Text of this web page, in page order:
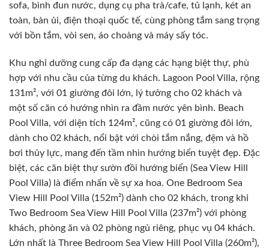
sofa, bình đun nước, dụng cụ pha trà/cafe, tủ lạnh, két an
toàn, bàn ủi, điện thoại quốc tế, cùng phòng tắm sang trọng
với bồn tắm, vòi sen, áo choàng và máy sấy tóc.
Khu nghỉ dưỡng cung cấp đa dạng các hạng biệt thự, phù
hợp với nhu cầu của từng du khách. Lagoon Pool Villa, rộng
131m², với 01 giường đôi lớn, lý tưởng cho 02 khách và
một số căn có hướng nhìn ra đầm nước yên bình. Beach
Pool Villa, với diện tích 124m², cũng có 01 giường đôi lớn,
dành cho 02 khách, nổi bật với chòi tắm nắng, đệm và hồ
bơi thủy lực, mang đến tầm nhìn hướng biển tuyệt đẹp. Đặc
biệt, các căn biệt thự sườn đồi hướng biển (Sea View Hill
Pool Villa) là điểm nhấn về sự xa hoa. One Bedroom Sea
View Hill Pool Villa (152m²) dành cho 02 khách, trong khi
Two Bedroom Sea View Hill Pool Villa (237m²) với phòng
khách, phòng ăn và 02 phòng ngủ riêng, phục vụ 04 khách.
Lớn nhất là Three Bedroom Sea View Hill Pool Villa (260m²),